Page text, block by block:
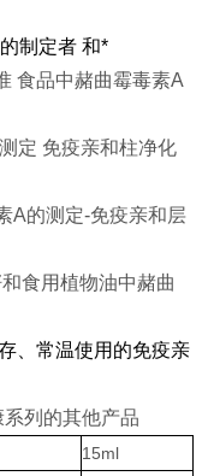
制定者 和*
食品中赭曲霉毒素A
定 免疫亲和柱净化
A的测定-免疫亲和层
食用植物油中赭曲
、常温使用的免疫亲
系列的其他产品
15ml